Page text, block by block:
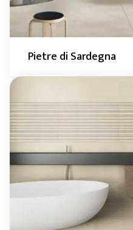
Pietre di Sardegna